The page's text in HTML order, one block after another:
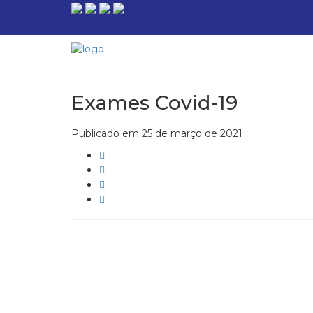
Exames Covid-19
Publicado em 25 de março de 2021